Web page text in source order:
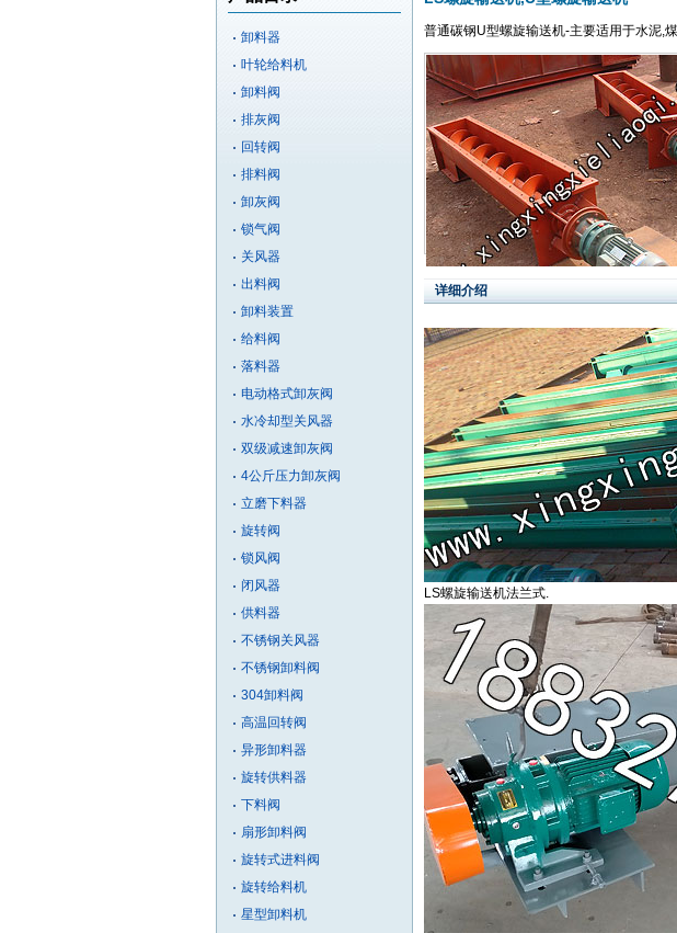
卸料器
叶轮给料机
卸料阀
排灰阀
回转阀
排料阀
卸灰阀
锁气阀
关风器
出料阀
卸料装置
给料阀
落料器
电动格式卸灰阀
水冷却型关风器
双级减速卸灰阀
4公斤压力卸灰阀
立磨下料器
旋转阀
锁风阀
闭风器
供料器
不锈钢关风器
不锈钢卸料阀
304卸料阀
高温回转阀
异形卸料器
旋转供料器
下料阀
扇形卸料阀
旋转式进料阀
旋转给料机
星型卸料机
普通碳钢U型螺旋输送机-主要适用于水泥,
详细介绍
LS螺旋输送机法兰式.